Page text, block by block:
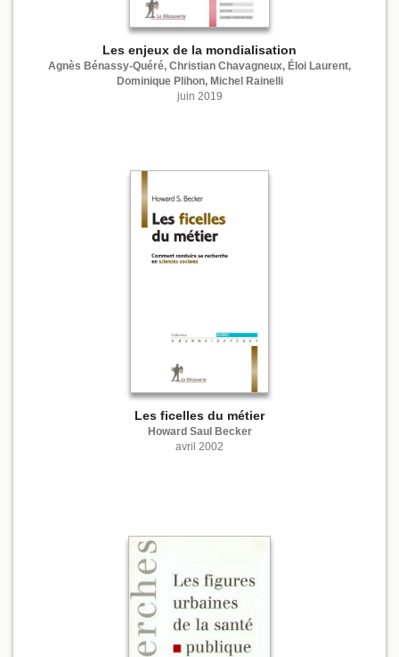
Les enjeux de la mondialisation
Agnès Bénassy-Quéré, Christian Chavagneux, Éloi Laurent,
Dominique Plihon, Michel Rainelli
juin 2019
Les ficelles du métier
Howard Saul Becker
avril 2002